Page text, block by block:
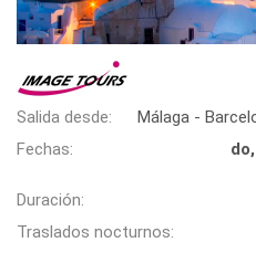
Salida desde:
Málaga -
Fechas:
Duración:
Traslados nocturnos: